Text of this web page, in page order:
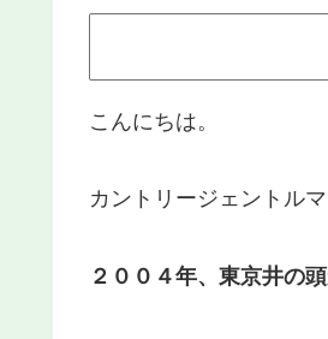
こんにちは。
カントリージェントルマ
２００４年、東京井の